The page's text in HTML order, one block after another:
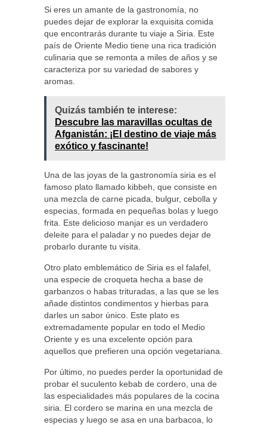
Si eres un amante de la gastronomía, no
puedes dejar de explorar la exquisita comida
que encontrarás durante tu viaje a Siria. Este
país de Oriente Medio tiene una rica tradición
culinaria que se remonta a miles de años y se
caracteriza por su variedad de sabores y
aromas.
Quizás también te interese:
Descubre las maravillas ocultas de
Afganistán: ¡El destino de viaje más
exótico y fascinante!
Una de las joyas de la gastronomía siria es el
famoso plato llamado kibbeh, que consiste en
una mezcla de carne picada, bulgur, cebolla y
especias, formada en pequeñas bolas y luego
frita. Este delicioso manjar es un verdadero
deleite para el paladar y no puedes dejar de
probarlo durante tu visita.
Otro plato emblemático de Siria es el falafel,
una especie de croqueta hecha a base de
garbanzos o habas trituradas, a las que se les
añade distintos condimentos y hierbas para
darles un sabor único. Este plato es
extremadamente popular en todo el Medio
Oriente y es una excelente opción para
aquellos que prefieren una opción vegetariana.
Por último, no puedes perder la oportunidad de
probar el suculento kebab de cordero, una de
las especialidades más populares de la cocina
siria. El cordero se marina en una mezcla de
especias y luego se asa en una barbacoa, lo